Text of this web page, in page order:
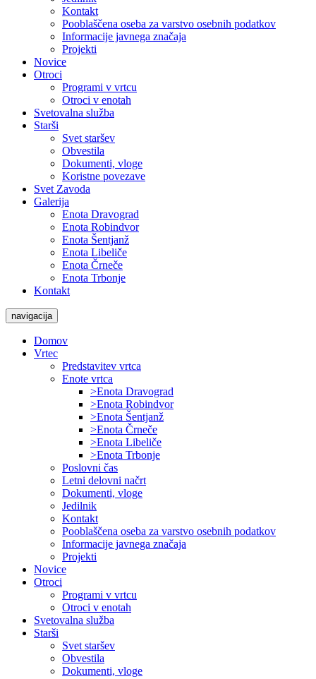
Kontakt
Pooblaščena oseba za varstvo osebnih podatkov
Informacije javnega značaja
Projekti
Novice
Otroci
Programi v vrtcu
Otroci v enotah
Svetovalna služba
Starši
Svet staršev
Obvestila
Dokumenti, vloge
Koristne povezave
Svet Zavoda
Galerija
Enota Dravograd
Enota Robindvor
Enota Šentjanž
Enota Libeliče
Enota Črneče
Enota Trbonje
Kontakt
navigacija
Domov
Vrtec
Predstavitev vrtca
Enote vrtca
>Enota Dravograd
>Enota Robindvor
>Enota Šentjanž
>Enota Črneče
>Enota Libeliče
>Enota Trbonje
Poslovni čas
Letni delovni načrt
Dokumenti, vloge
Jedilnik
Kontakt
Pooblaščena oseba za varstvo osebnih podatkov
Informacije javnega značaja
Projekti
Novice
Otroci
Programi v vrtcu
Otroci v enotah
Svetovalna služba
Starši
Svet staršev
Obvestila
Dokumenti, vloge